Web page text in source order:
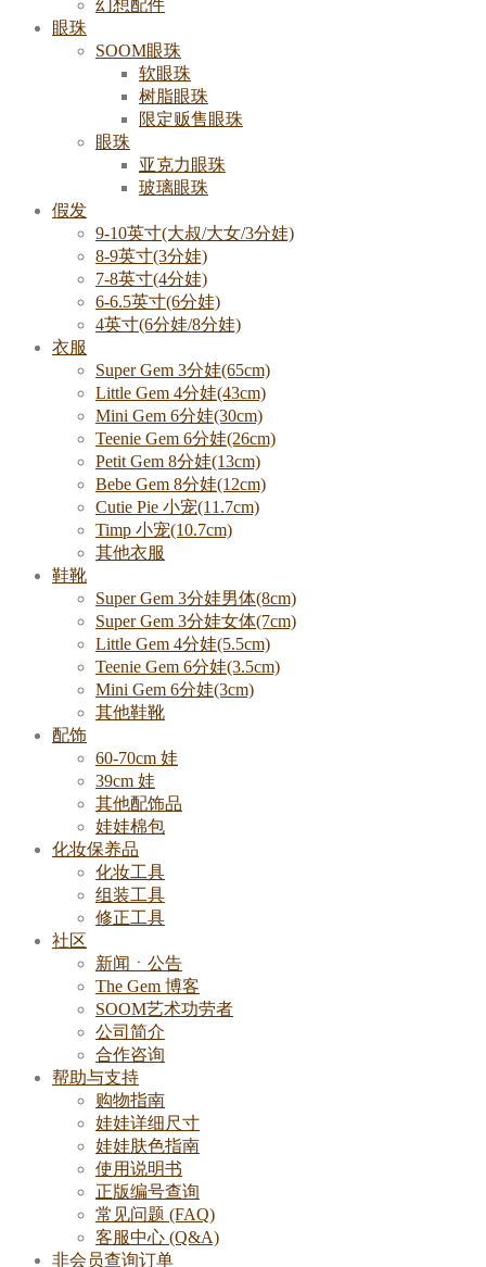
幻想配件
眼珠
SOOM眼珠
软眼珠
树脂眼珠
限定贩售眼珠
眼珠
亚克力眼珠
玻璃眼珠
假发
9-10英寸(大叔/大女/3分娃)
8-9英寸(3分娃)
7-8英寸(4分娃)
6-6.5英寸(6分娃)
4英寸(6分娃/8分娃)
衣服
Super Gem 3分娃(65cm)
Little Gem 4分娃(43cm)
Mini Gem 6分娃(30cm)
Teenie Gem 6分娃(26cm)
Petit Gem 8分娃(13cm)
Bebe Gem 8分娃(12cm)
Cutie Pie 小宠(11.7cm)
Timp 小宠(10.7cm)
其他衣服
鞋靴
Super Gem 3分娃男体(8cm)
Super Gem 3分娃女体(7cm)
Little Gem 4分娃(5.5cm)
Teenie Gem 6分娃(3.5cm)
Mini Gem 6分娃(3cm)
其他鞋靴
配饰
60-70cm 娃
39cm 娃
其他配饰品
娃娃棉包
化妆保养品
化妆工具
组装工具
修正工具
社区
新闻ㆍ公告
The Gem 博客
SOOM艺术功劳者
公司简介
合作咨询
帮助与支持
购物指南
娃娃详细尺寸
娃娃肤色指南
使用说明书
正版编号查询
常见问题 (FAQ)
客服中心 (Q&A)
非会员查询订单